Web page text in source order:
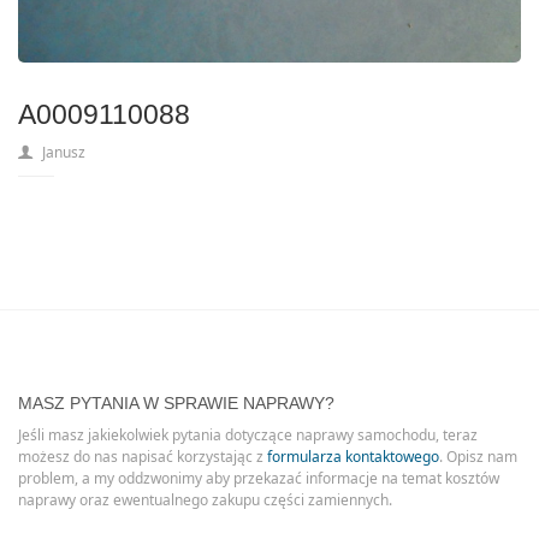
A0009110088
Janusz
MASZ PYTANIA W SPRAWIE NAPRAWY?
Jeśli masz jakiekolwiek pytania dotyczące naprawy samochodu, teraz
możesz do nas napisać korzystając z formularza kontaktowego. Opisz nam
problem, a my oddzwonimy aby przekazać informacje na temat kosztów
naprawy oraz ewentualnego zakupu części zamiennych.